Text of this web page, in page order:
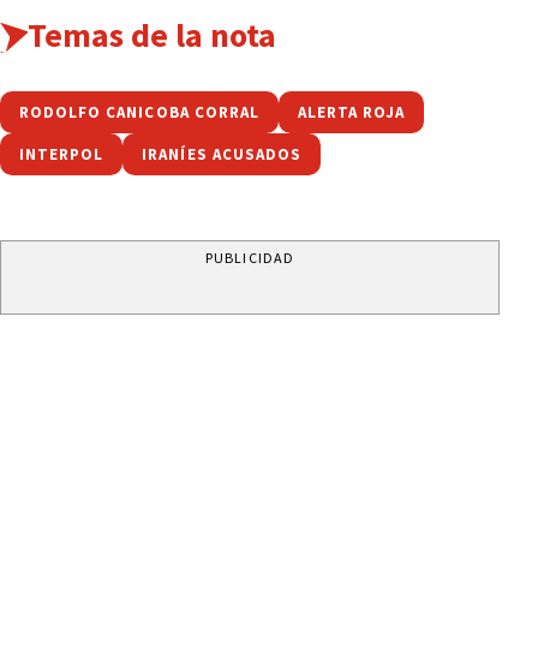
Temas de la nota
RODOLFO CANICOBA CORRAL ALERTA ROJA
INTERPOL IRANÍES ACUSADOS
PUBLICIDAD